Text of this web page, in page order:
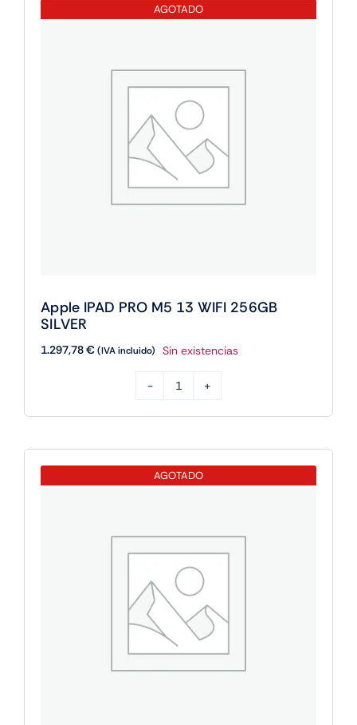
ROK
AGOTADO
Apple IPAD PRO M5 13 WIFI 256GB
SILVER
1.297,78€(IVA incluido) Sin existencias
IPAD
13
cantidad
AGOTADO